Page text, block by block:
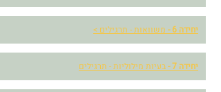
יחידה 6 - משוואות - תרגילים >
יחידה 7 - בעיות מילוליות - תרגילים